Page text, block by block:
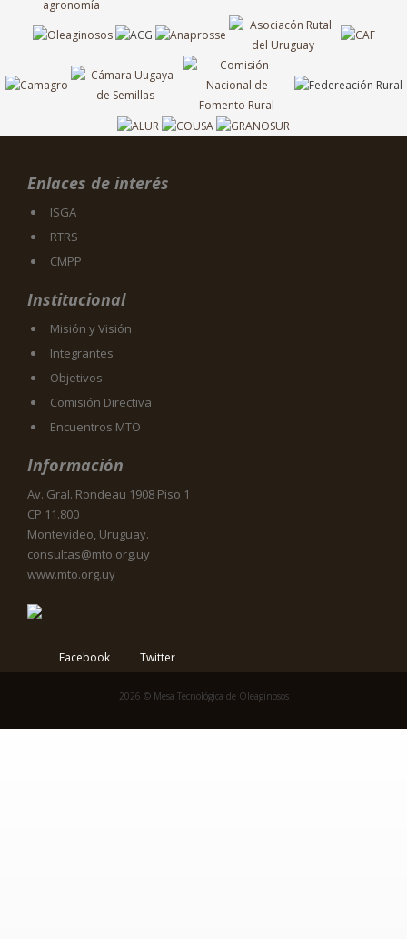
Enlaces de interés
ISGA
RTRS
CMPP
Institucional
Misión y Visión
Integrantes
Objetivos
Comisión Directiva
Encuentros MTO
Información
Av. Gral. Rondeau 1908 Piso 1
CP 11.800
Montevideo, Uruguay.
consultas@mto.org.uy
www.mto.org.uy
Facebook Twitter
2026 © Mesa Tecnológica de Oleaginosos